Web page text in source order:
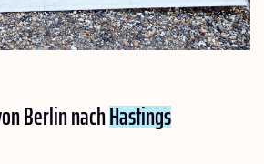
Berlin nachHastings